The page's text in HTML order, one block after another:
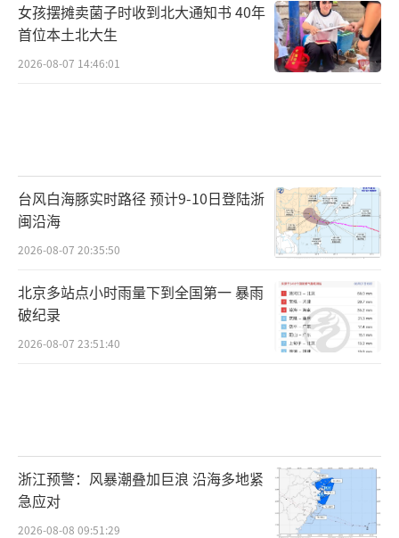
女孩摆摊卖菌子时收到北大通知书 40年
首位本土北大生
2026-08-07 14:46:01
台风白海豚实时路径 预计9-10日登陆浙
闽沿海
2026-08-07 20:35:50
北京多站点小时雨量下到全国第一 暴雨
破纪录
2026-08-07 23:51:40
浙江预警：风暴潮叠加巨浪 沿海多地紧
急应对
2026-08-08 09:51:29